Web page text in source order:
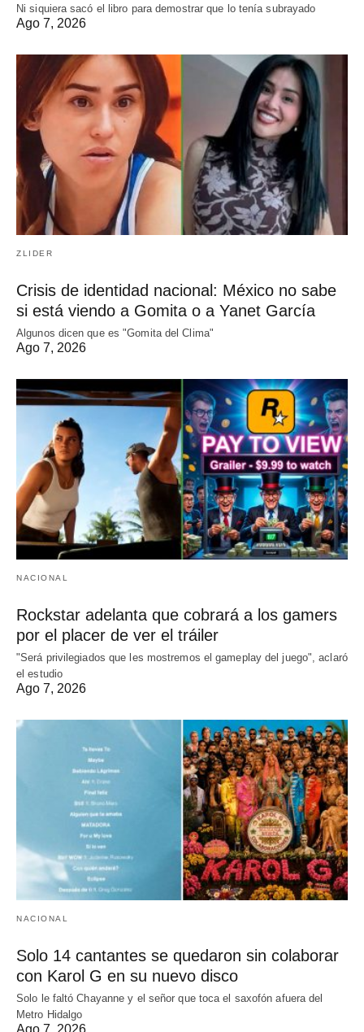
Ni siquiera sacó el libro para demostrar que lo tenía subrayado
Ago 7, 2026
ZLIDER
Crisis de identidad nacional: México no sabe
si está viendo a Gomita o a Yanet García
Algunos dicen que es "Gomita del Clima"
Ago 7, 2026
NACIONAL
Rockstar adelanta que cobrará a los gamers
por el placer de ver el tráiler
"Será privilegiados que les mostremos el gameplay del juego", aclaró
el estudio
Ago 7, 2026
NACIONAL
Solo 14 cantantes se quedaron sin colaborar
con Karol G en su nuevo disco
Solo le faltó Chayanne y el señor que toca el saxofón afuera del
Metro Hidalgo
Ago 7, 2026